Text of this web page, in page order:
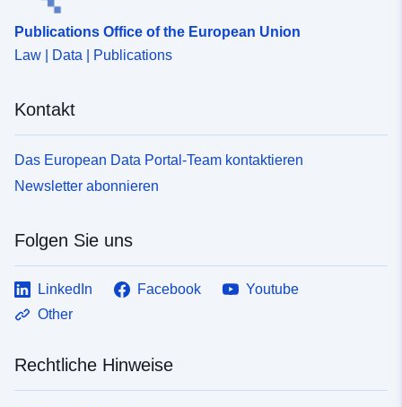
Publications Office of the European Union
Law | Data | Publications
Kontakt
Das European Data Portal-Team kontaktieren
Newsletter abonnieren
Folgen Sie uns
LinkedIn Facebook
Youtube
Other
Rechtliche Hinweise